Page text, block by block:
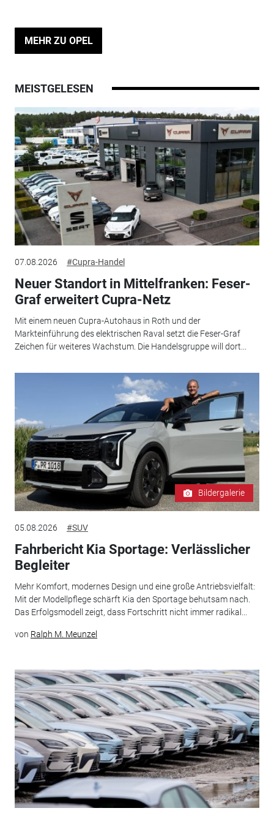
MEHR ZU OPEL
MEISTGELESEN
07.08.2026 #Cupra-Handel
Neuer Standort in Mittelfranken: Feser-
Graf erweitert Cupra-Netz
Mit einem neuen Cupra-Autohaus in Roth und der
Markteinführung des elektrischen Raval setzt die Feser-Graf
Zeichen für weiteres Wachstum. Die Handelsgruppe will dort...
Bildergalerie
05.08.2026 #SUV
Fahrbericht Kia Sportage: Verlässlicher
Begleiter
Mehr Komfort, modernes Design und eine große Antriebsvielfalt:
Mit der Modellpflege schärft Kia den Sportage behutsam nach.
Das Erfolgsmodell zeigt, dass Fortschritt nicht immer radikal...
von Ralph M. Meunzel